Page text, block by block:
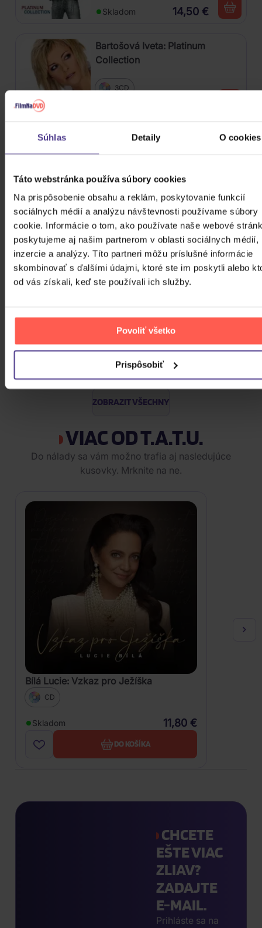
Súhlas Detaily O cookies
Táto webstránka používa súbory cookies
Na prispôsobenie obsahu a reklám, poskytovanie funkcií
sociálnych médií a analýzu návštevnosti používame súbory
cookie. Informácie o tom, ako používate naše webové
poskytujeme aj našim partnerom v oblasti sociálnych médií,
inzercie a analýzy. Títo partneri môžu príslušné informácie
skombinovať s ďalšími údajmi, ktoré ste im poskytli alebo
od vás získali, keď ste používali ich služby.
Povoliť všetko
Prispôsobiť
Skladom 14,50 €
Bartošová Iveta: Platinum
Collection
3CD
Osbourne Ozzy: The Essential
Ozzy Osbourne
2CD
Skladom 10,10 €
Argema: Platinum Collection
3CD
Skladom 9,50 €
Rottrová Marie - Všechno
nejlepší...
Skladom 7,60 €
ZOBRAZIT VŠECHNY
VIAC OD T.A.T.U.
Do nálady sa vám možno trafia aj nasledujúce
kusovky. Mrknite na ne.
Bílá Lucie: Vzkaz pro Ježíška
CD
Skladom 11,80 €
DO KOŠÍKA
CHCETE
EŠTE VIAC
ZLIAV?
ZADAJTE
E-MAIL.
Prihláste sa na